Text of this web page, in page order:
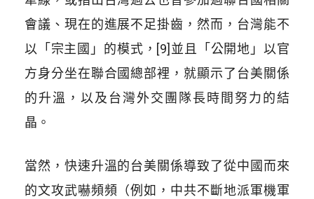
會議、現在的進展不足掛齒，然而，台灣能不
以「宗主國」的模式，[9]並且「公開地」以官
方身分坐在聯合國總部裡，就顯示了台美關係
的升溫，以及台灣外交團隊長時間努力的結
晶。
當然，快速升溫的台美關係導致了從中國而來
的文攻武嚇頻頻（例如，中共不斷地派軍機軍